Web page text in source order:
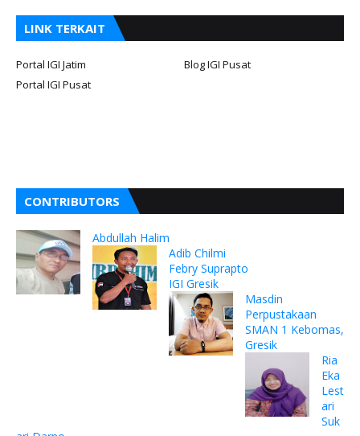
LINK TERKAIT
Portal IGI Jatim
Blog IGI Pusat
Portal IGI Pusat
CONTRIBUTORS
Abdullah Halim
Adib Chilmi
Febry Suprapto
IGI Gresik
Masdin
Perpustakaan
SMAN 1 Kebomas,
Gresik
Ria
Eka
Lest
ari
Suk